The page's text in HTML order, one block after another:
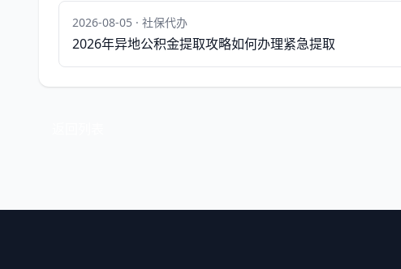
2026-08-05 · 社保代办
2026年异地公积金提取攻略如何办理紧急提取